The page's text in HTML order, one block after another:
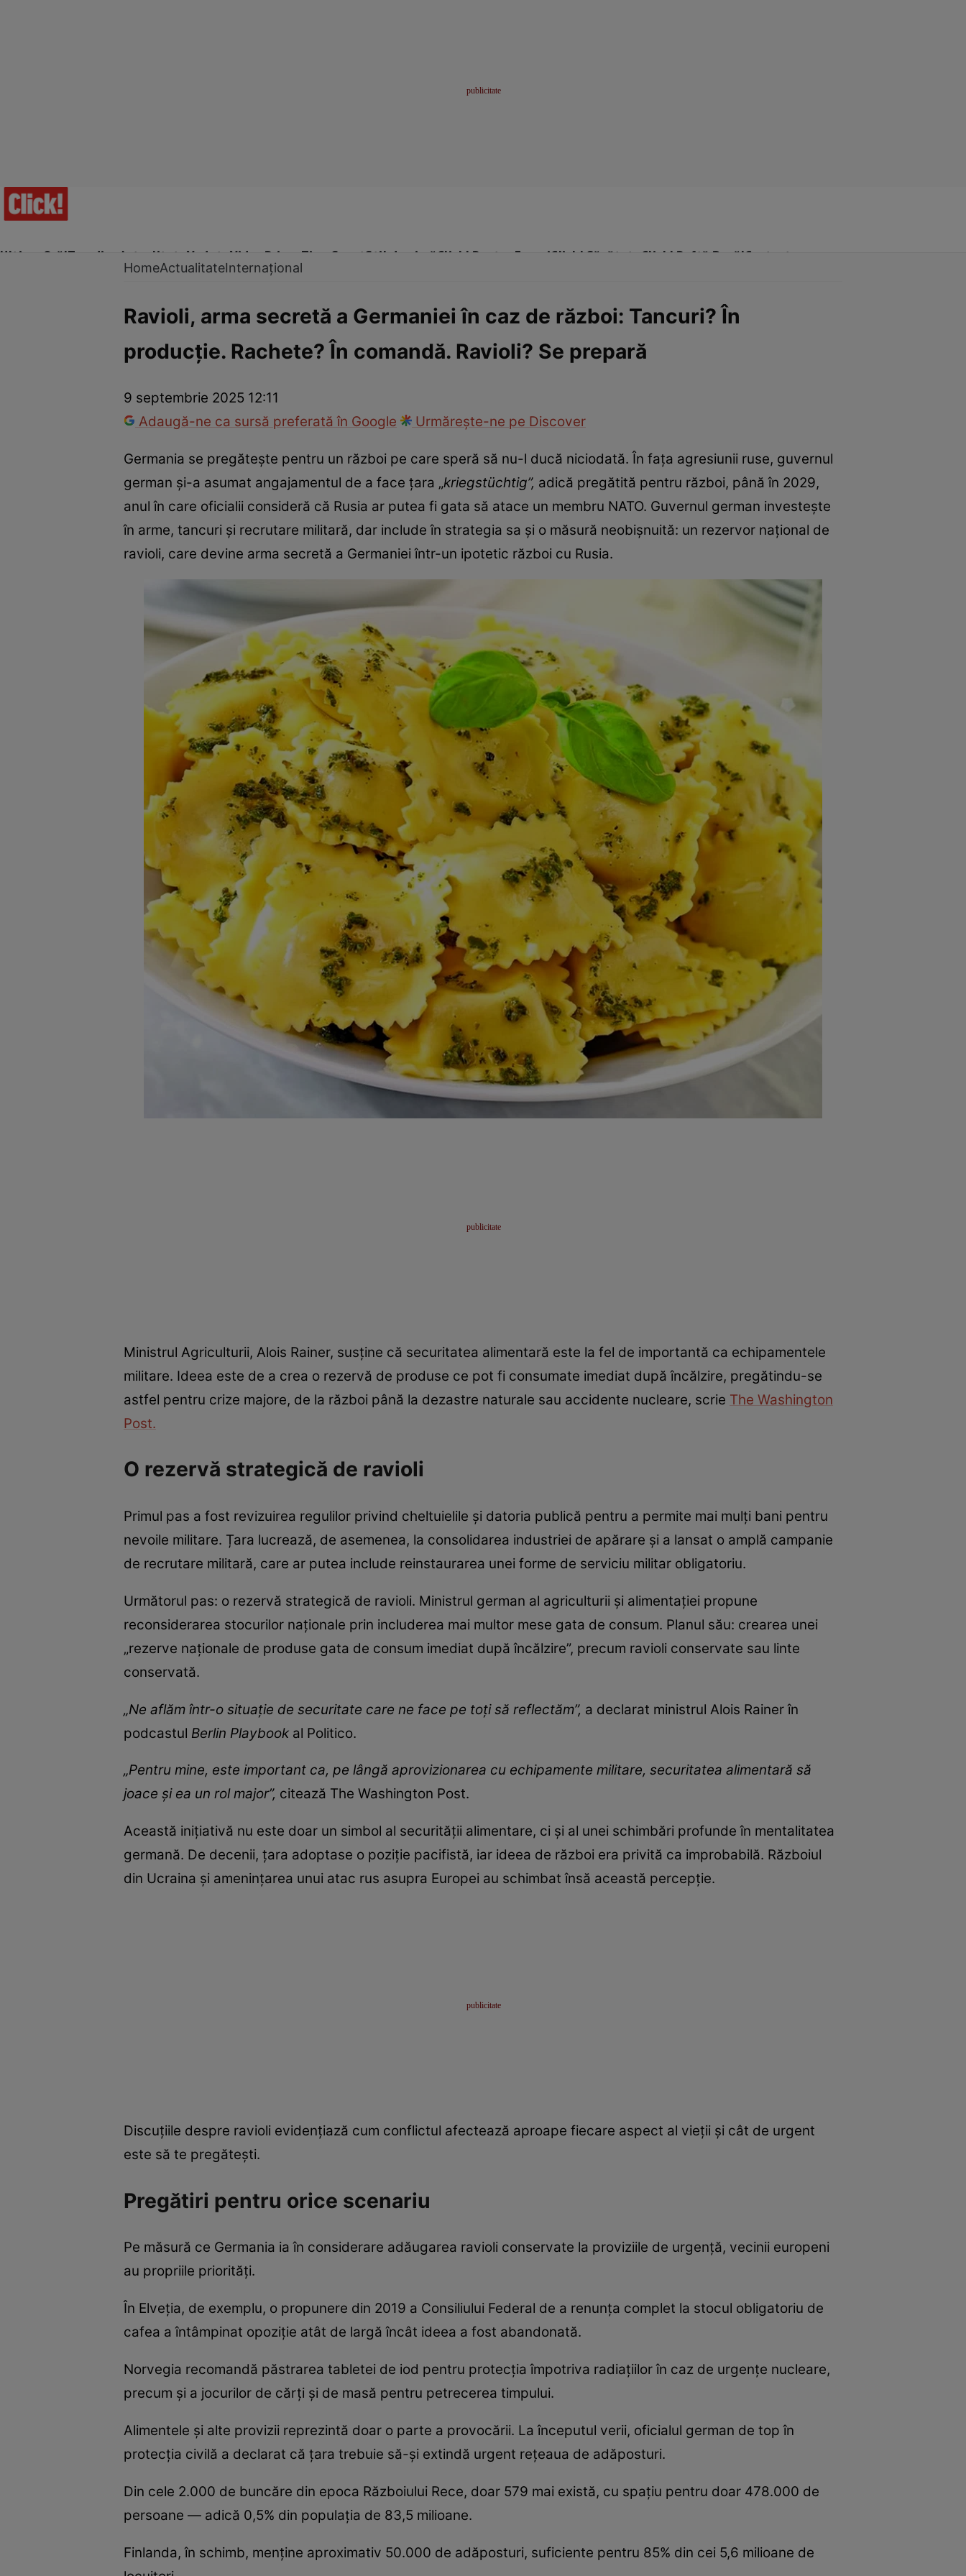
Ultima Oră!Trending Actualitate Vedete Video Prime Time SportStil de viațăClick! Pentru FemeiClick! Sănătate Click! Poftă Bună!Contact
InternaționalFapt diversTehnologieNaționalSport
HomeActualitateInternațional
Ravioli, arma secretă a Germaniei în caz de război: Tancuri? În
producție. Rachete? În comandă. Ravioli? Se prepară
9 septembrie 2025 12:11
Adaugă-ne ca sursă preferată în Google
Urmărește-ne pe Discover
Germania se pregătește pentru un război pe care speră să nu-l ducă niciodată. În fața agresiunii ruse, guvernul
german și-a asumat angajamentul de a face țara „kriegstüchtig”, adică pregătită pentru război, până în 2029,
anul în care oficialii consideră că Rusia ar putea fi gata să atace un membru NATO. Guvernul german investește
în arme, tancuri și recrutare militară, dar include în strategia sa și o măsură neobișnuită: un rezervor național de
ravioli, care devine arma secretă a Germaniei într-un ipotetic război cu Rusia.
Ministrul Agriculturii, Alois Rainer, susține că securitatea alimentară este la fel de importantă ca echipamentele
militare. Ideea este de a crea o rezervă de produse ce pot fi consumate imediat după încălzire, pregătindu-se
astfel pentru crize majore, de la război până la dezastre naturale sau accidente nucleare, scrie The Washington
Post.
O rezervă strategică de ravioli
Primul pas a fost revizuirea regulilor privind cheltuielile și datoria publică pentru a permite mai mulți bani pentru
nevoile militare. Țara lucrează, de asemenea, la consolidarea industriei de apărare și a lansat o amplă campanie
de recrutare militară, care ar putea include reinstaurarea unei forme de serviciu militar obligatoriu.
Următorul pas: o rezervă strategică de ravioli. Ministrul german al agriculturii și alimentației propune
reconsiderarea stocurilor naționale prin includerea mai multor mese gata de consum. Planul său: crearea unei
„rezerve naționale de produse gata de consum imediat după încălzire”, precum ravioli conservate sau linte
conservată.
„Ne aflăm într-o situație de securitate care ne face pe toți să reflectăm”, a declarat ministrul Alois Rainer în
podcastul Berlin Playbook al Politico.
„Pentru mine, este important ca, pe lângă aprovizionarea cu echipamente militare, securitatea alimentară să
joace și ea un rol major”, citează The Washington Post.
Această inițiativă nu este doar un simbol al securității alimentare, ci și al unei schimbări profunde în mentalitatea
germană. De decenii, țara adoptase o poziție pacifistă, iar ideea de război era privită ca improbabilă. Războiul
din Ucraina și amenințarea unui atac rus asupra Europei au schimbat însă această percepție.
Discuțiile despre ravioli evidențiază cum conflictul afectează aproape fiecare aspect al vieții și cât de urgent
este să te pregătești.
Pregătiri pentru orice scenariu
Pe măsură ce Germania ia în considerare adăugarea ravioli conservate la proviziile de urgență, vecinii europeni
au propriile priorități.
În Elveția, de exemplu, o propunere din 2019 a Consiliului Federal de a renunța complet la stocul obligatoriu de
cafea a întâmpinat opoziție atât de largă încât ideea a fost abandonată.
Norvegia recomandă păstrarea tabletei de iod pentru protecția împotriva radiațiilor în caz de urgențe nucleare,
precum și a jocurilor de cărți și de masă pentru petrecerea timpului.
Alimentele și alte provizii reprezintă doar o parte a provocării. La începutul verii, oficialul german de top în
protecția civilă a declarat că țara trebuie să-și extindă urgent rețeaua de adăposturi.
Din cele 2.000 de buncăre din epoca Războiului Rece, doar 579 mai există, cu spațiu pentru doar 478.000 de
persoane — adică 0,5% din populația de 83,5 milioane.
Finlanda, în schimb, menține aproximativ 50.000 de adăposturi, suficiente pentru 85% din cei 5,6 milioane de